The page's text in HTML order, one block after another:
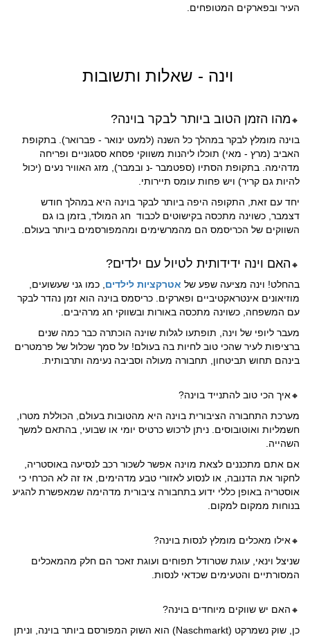
העיר ובפארקים המטופחים.
וינה - שאלות ותשובות
🔸 מהו הזמן הטוב ביותר לבקר בוינה?
בוינה מומלץ לבקר במהלך כל השנה (למעט ינואר - פברואר). בתקופת
האביב (מרץ - מאי) תוכלו ליהנות משווקי פסחא ססגוניים ופריחה
מדהימה. בתקופת הסתיו (ספטמבר -נ ובמבר), מזג האוויר נעים (יכול
להיות גם קריר) ויש פחות עומס תיירותי.
יחד עם זאת, התקופה היפה ביותר לבקר בוינה היא במהלך חודש
דצמבר, כשוינה מתכסה בקישוטים לכבוד חג המולד, בזמן בו גם
השווקים של הכריסמס הם מהמרשימים ומהמפורסמים ביותר בעולם.
🔸 האם וינה ידידותית לטיול עם ילדים?
בהחלט! וינה מציעה שפע של אטרקציות לילדים , כמו גני שעשועים,
מוזיאונים אינטראקטיביים ופארקים. כריסמס בוינה הוא זמן נהדר לבקר
עם המשפחה, כשוינה מתכסה באורות ובשווקי חג מרהיבים.
מעבר ליופי של וינה, תופתעו לגלות שוינה הוכתרה כבר כמה שנים
ברציפות לעיר שהכי טוב לחיות בה בעולם! על סמך שכלול של פרמטרים
בינהם תחוש תביטחון, תחבורה מעולה וסביבה נעימה ותרבותית.
🔸איך הכי טוב להתנייד בוינה?
מערכת התחבורה הציבורית בוינה היא מהטובות בעולם, הכוללת מטרו,
חשמליות ואוטובוסים. ניתן לרכוש כרטיס יומי או שבועי, בהתאם למשך
השהייה.
אם אתם מתכננים לצאת מוינה אפשר לשכור רכב לנסיעה באוסטריה,
לחקור את הדנובה, או לנסוע לאזורי טבע מדהימים, אז זה לא הכרחי כי
אוסטריה באופן כללי ידוע בתחבורה ציבורית מדהימה שמאפשרת להגיע
בנוחות ממקום למקום.
🔸אילו מאכלים מומלץ לנסות בוינה?
שניצל וינאי, עוגת שטרודל תפוחים ועוגת זאכר הם חלק מהמאכלים
המסורתיים והטעימים שכדאי לנסות.
🔸 האם יש שווקים מיוחדים בוינה?
כן, שוק נשמרקט (Naschmarkt) הוא השוק המפורסם ביותר בוינה, וניתן